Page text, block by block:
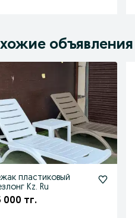
объявления
пластиковый
Kz. Ru
000 тг.